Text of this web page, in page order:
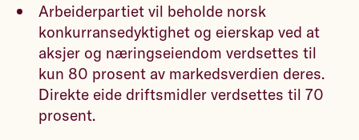
Arbeiderpartiet vil beholde norsk
konkurransedyktighet og eierskap ved at
aksjer og næringseiendom verdsettes til
kun 80 prosent av markedsverdien deres.
Direkte eide driftsmidler verdsettes til 70
prosent.